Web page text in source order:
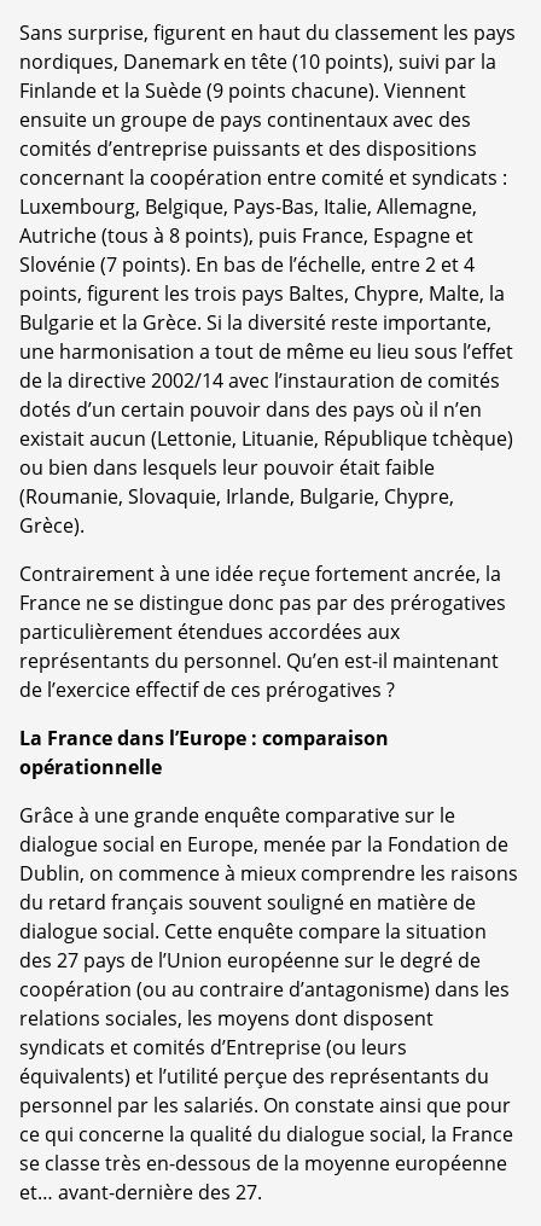
Sans surprise, figurent en haut du classement les pays
nordiques, Danemark en tête (10 points), suivi par la
Finlande et la Suède (9 points chacune). Viennent
ensuite un groupe de pays continentaux avec des
comités d’entreprise puissants et des dispositions
concernant la coopération entre comité et syndicats :
Luxembourg, Belgique, Pays-Bas, Italie, Allemagne,
Autriche (tous à 8 points), puis France, Espagne et
Slovénie (7 points). En bas de l’échelle, entre 2 et 4
points, figurent les trois pays Baltes, Chypre, Malte, la
Bulgarie et la Grèce. Si la diversité reste importante,
une harmonisation a tout de même eu lieu sous l’effet
de la directive 2002/14 avec l’instauration de comités
dotés d’un certain pouvoir dans des pays où il n’en
existait aucun (Lettonie, Lituanie, République tchèque)
ou bien dans lesquels leur pouvoir était faible
(Roumanie, Slovaquie, Irlande, Bulgarie, Chypre,
Grèce).
Contrairement à une idée reçue fortement ancrée, la
France ne se distingue donc pas par des prérogatives
particulièrement étendues accordées aux
représentants du personnel. Qu’en est-il maintenant
de l’exercice effectif de ces prérogatives ?
La France dans l’Europe : comparaison
opérationnelle
Grâce à une grande enquête comparative sur le
dialogue social en Europe, menée par la Fondation de
Dublin, on commence à mieux comprendre les raisons
du retard français souvent souligné en matière de
dialogue social. Cette enquête compare la situation
des 27 pays de l’Union européenne sur le degré de
coopération (ou au contraire d’antagonisme) dans les
relations sociales, les moyens dont disposent
syndicats et comités d’Entreprise (ou leurs
équivalents) et l’utilité perçue des représentants du
personnel par les salariés. On constate ainsi que pour
ce qui concerne la qualité du dialogue social, la France
se classe très en-dessous de la moyenne européenne
et… avant-dernière des 27.